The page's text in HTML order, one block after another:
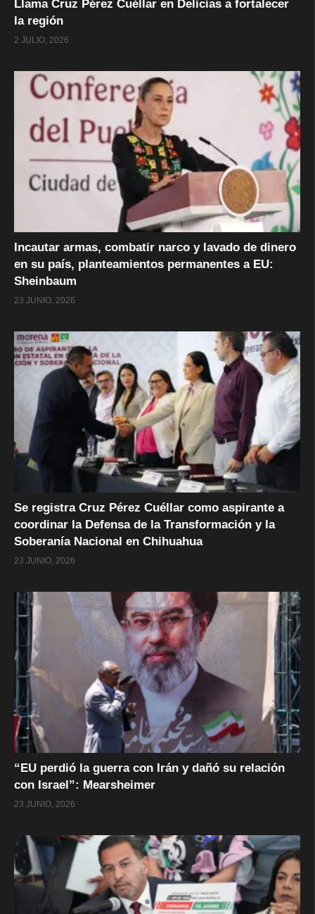
Llama Cruz Pérez Cuéllar en Delicias a fortalecer
la región
2 JULIO, 2026
Incautar armas, combatir narco y lavado de dinero
en su país, planteamientos permanentes a EU:
Sheinbaum
23 JUNIO, 2026
Se registra Cruz Pérez Cuéllar como aspirante a
coordinar la Defensa de la Transformación y la
Soberanía Nacional en Chihuahua
23 JUNIO, 2026
“EU perdió la guerra con Irán y dañó su relación
con Israel”: Mearsheimer
23 JUNIO, 2026